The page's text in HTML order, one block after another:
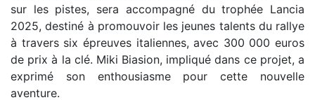
sur les pistes, sera accompagné du trophée Lancia
2025, destiné à promouvoir les jeunes talents du rallye
à travers six épreuves italiennes, avec 300 000 euros
de prix à la clé. Miki Biasion, impliqué dans ce projet, a
exprimé son enthousiasme pour cette nouvelle
aventure.